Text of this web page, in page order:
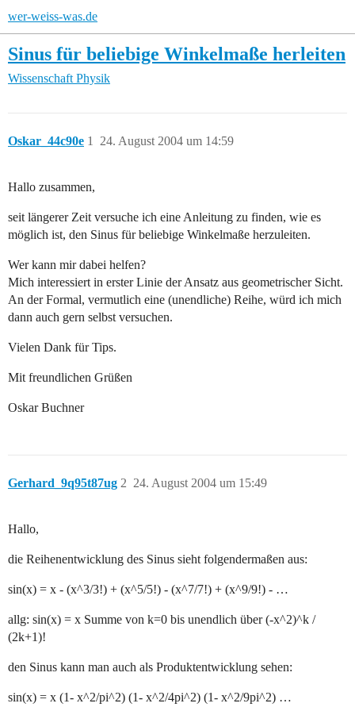
wer-weiss-was.de
Sinus für beliebige Winkelmaße herleiten
Wissenschaft Physik
Oskar_44c90e 24. August 2004 um 14:59
1
Hallo zusammen,
seit längerer Zeit versuche ich eine Anleitung zu finden, wie es
möglich ist, den Sinus für beliebige Winkelmaße herzuleiten.
Wer kann mir dabei helfen?
Mich interessiert in erster Linie der Ansatz aus geometrischer Sicht.
An der Formal, vermutlich eine (unendliche) Reihe, würd ich mich
dann auch gern selbst versuchen.
Vielen Dank für Tips.
Mit freundlichen Grüßen
Oskar Buchner
Gerhard_9q95t87ug 24. August 2004 um 15:49
2
Hallo,
die Reihenentwicklung des Sinus sieht folgendermaßen aus:
sin(x) = x - (x^3/3!) + (x^5/5!) - (x^7/7!) + (x^9/9!) - …
allg: sin(x) = x Summe von k=0 bis unendlich über (-x^2)^k /
(2k+1)!
den Sinus kann man auch als Produktentwicklung sehen:
sin(x) = x (1- x^2/pi^2) (1- x^2/4pi^2) (1- x^2/9pi^2) …